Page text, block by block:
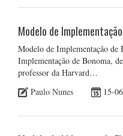
Modelo de
Modelo de Implementação de
Implementação de Bonoma,
professor da Harvard…
Paulo Nunes
15-